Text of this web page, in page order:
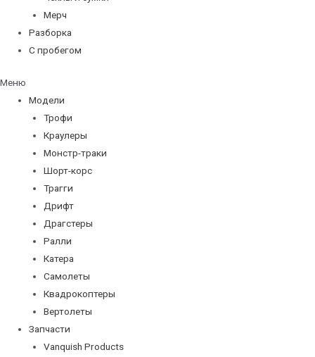
Мерч
Разборка
С пробегом
Меню
Модели
Трофи
Краулеры
Монстр-траки
Шорт-корс
Трагги
Дрифт
Драгстеры
Ралли
Катера
Самолеты
Квадрокоптеры
Вертолеты
Запчасти
Vanquish Products